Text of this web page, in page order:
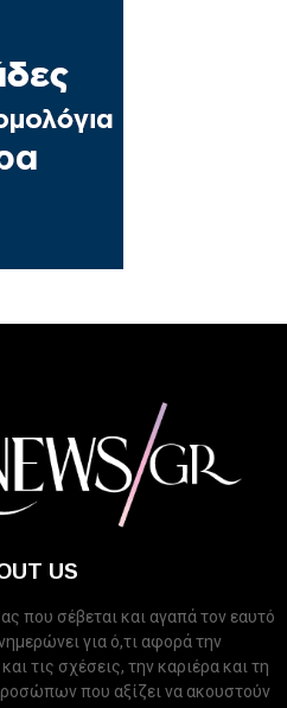
US
που σέβεται και αγαπά τον εαυτό
για ό,τι αφορά την
τις σχέσεις, την καριέρα και τη
που αξίζει να ακουστούν